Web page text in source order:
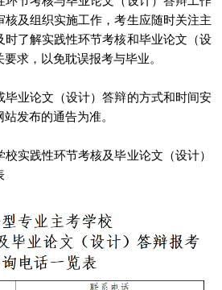
核及组织实施工作，考生应随时关注主
时了解实践性环节考核和毕业论文（设
求，以免耽误报考与毕业。
毕业论文（设计）答辩的方式和时间安
发布的通告为准。
实践性环节考核及毕业论文（设计）